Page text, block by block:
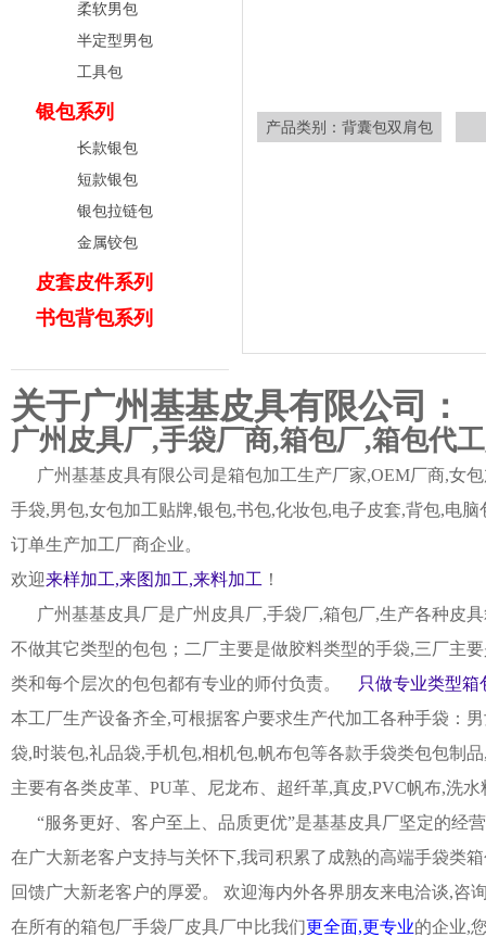
柔软男包
半定型男包
工具包
银包系列
长款银包
短款银包
银包拉链包
金属铰包
皮套皮件系列
书包背包系列
产品类别：背囊包双肩包
关于广州基基皮具有限公司：
广州皮具厂,手袋厂商,箱包厂,箱包代
广州基基皮具有限公司是箱包加工生产厂家,OEM厂商,女
手袋,男包,女包加工贴牌,银包,书包,化妆包,电子皮套,背包,电
订单生产加工厂商企业。
欢迎来样加工,来图加工,来料加工 ！
广州基基皮具厂是广州皮具厂,手袋厂,箱包厂,生产各种皮
不做其它类型的包包；二厂主要是做胶料类型的手袋,三厂主
类和每个层次的包包都有专业的师付负责。
只做专业类型箱
本工厂生产设备齐全,可根据客户要求生产代加工各种手袋：
袋,时装包,礼品袋,手机包,相机包,帆布包等各款手袋类包包制
主要有各类皮革、PU革、尼龙布、超纤革,真皮,PVC帆布,洗
“服务更好、客户至上、品质更优”是基基皮具厂坚定的经
在广大新老客户支持与关怀下,我司积累了成熟的高端手袋类
回馈广大新老客户的厚爱。 欢迎海内外各界朋友来电洽谈,咨
在所有的箱包厂手袋厂皮具厂中比我们更全面,更专业的企业,